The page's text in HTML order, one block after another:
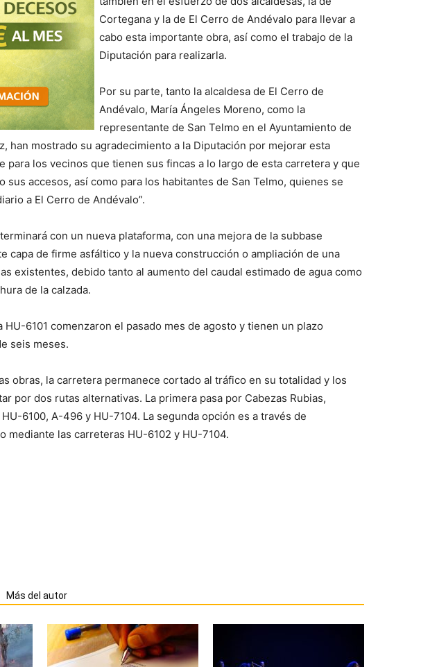
Cortegana y la de El Cerro de Andévalo para llevar a
cabo esta importante obra, así como el trabajo de la
Diputación para realizarla.
Por su parte, tanto la alcaldesa de El Cerro de
Andévalo, María Ángeles Moreno, como la
representante de San Telmo en el Ayuntamiento de
han mostrado su agradecimiento a la Diputación por mejorar esta
para los vecinos que tienen sus fincas a lo largo de esta carretera y que
sus accesos, así como para los habitantes de San Telmo, quienes se
a El Cerro de Andévalo”.
con un nueva plataforma, con una mejora de la subbase
capa de firme asfáltico y la nueva construcción o ampliación de una
existentes, debido tanto al aumento del caudal estimado de agua como
de la calzada.
HU-6101 comenzaron el pasado mes de agosto y tienen un plazo
seis meses.
obras, la carretera permanece cortado al tráfico en su totalidad y los
por dos rutas alternativas. La primera pasa por Cabezas Rubias,
6100, A-496 y HU-7104. La segunda opción es a través de
mediante las carreteras HU-6102 y HU-7104.
Más del autor